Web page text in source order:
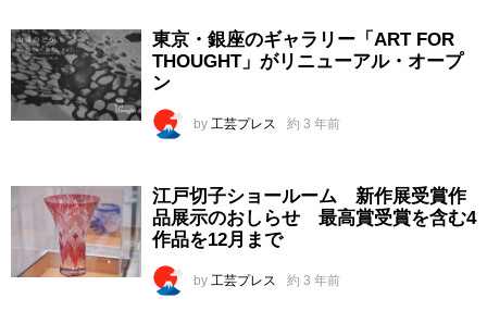
東京・銀座のギャラリー「ART FOR
THOUGHT」がリニューアル・オープ
ン
by 工芸プレス 約 3 年前
江戸切子ショールーム 新作展受賞作
品展示のおしらせ 最高賞受賞を含む4
作品を12月まで
by 工芸プレス 約 3 年前